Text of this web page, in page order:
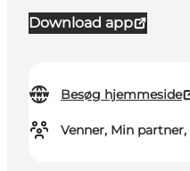
Download app
Besøg hjemmeside
Venner, Min